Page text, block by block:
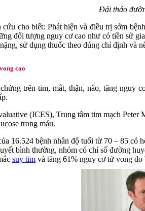
Đái tháo
cho biết: Phát hiện và điều trị sớm
đối tượng nguy cơ cao như có tiền sử
sử dụng thuốc theo đúng chỉ định
cao
trên tim, mắt, thận, não, tăng
(ICES), Trung tâm tim mạch
trong máu.
16.524 bệnh nhân độ tuổi từ 70 – 85
bình thường, nhóm có chỉ số đường
suy tim và tăng 61% nguy cơ tử vong do